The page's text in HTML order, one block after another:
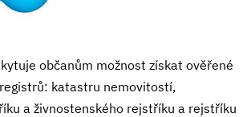
občanům možnost získat ověřené
katastru nemovitostí,
a živnostenského rejstříku a rejstříku